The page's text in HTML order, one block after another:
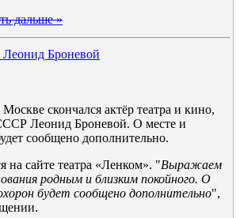
дальше »
Броневой
скончался актёр театра и кино,
Леонид Броневой. О месте и
сообщено дополнительно.
на сайте театра «Ленком». "Выражаем
родным и близким покойного. О
будет сообщено дополнительно",